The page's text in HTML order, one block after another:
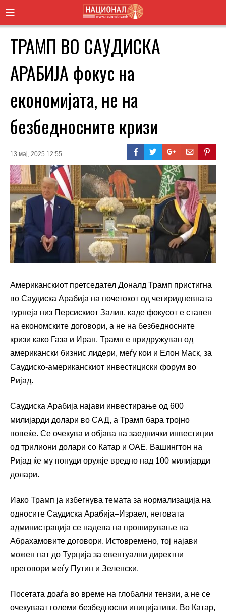
ТРАМП ВО САУДИСКА
АРАБИЈА фокус на
економијата, не на
безбедносните кризи
13 мај, 2025 12:55
Американскиот претседател Доналд Трамп пристигна
во Саудиска Арабија на почетокот од четиридневната
турнеја низ Персискиот Залив, каде фокусот е ставен
на економските договори, а не на безбедносните
кризи како Газа и Иран. Трамп е придружуван од
американски бизнис лидери, меѓу кои и Елон Маск, за
Саудиско-американскиот инвестициски форум во
Ријад.
Саудиска Арабија најави инвестирање од 600
милијарди долари во САД, а Трамп бара тројно
повеќе. Се очекува и објава на заеднички инвестиции
од трилиони долари со Катар и ОАЕ. Вашингтон на
Ријад ќе му понуди оружје вредно над 100 милијарди
долари.
Иако Трамп ја избегнува темата за нормализација на
односите Саудиска Арабија–Израел, неговата
администрација се надева на проширување на
Абрахамовите договори. Истовремено, тој најави
можен пат до Турција за евентуални директни
преговори меѓу Путин и Зеленски.
Посетата доаѓа во време на глобални тензии, а не се
очекуваат големи безбедносни иницијативи. Во Катар,